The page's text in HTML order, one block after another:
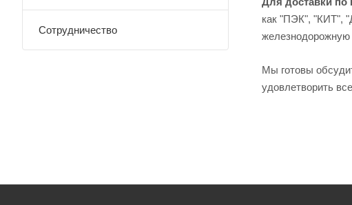
как "ПЭК", "КИТ",
железнодорожную
Мы готовы
удовлетворить
Сотрудничество